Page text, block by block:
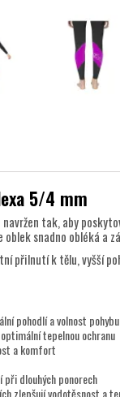
5/4 mm
navržen tak, aby
snadno obléká a
přilnutí k tělu, vyšší
pohodlí a volnost pohybu
tepelnou ochranu
a komfort
při dlouhých ponorech
zlepšují vodotěsnost a